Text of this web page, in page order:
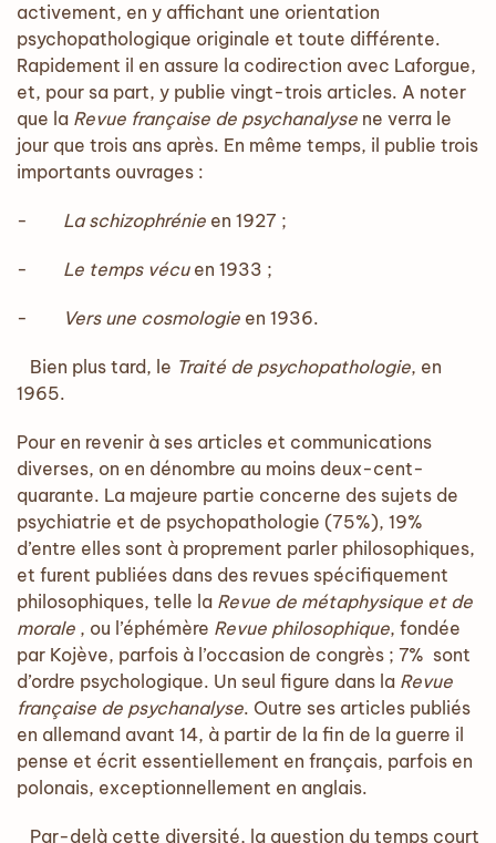
activement, en y affichant une orientation
psychopathologique originale et toute différente.
Rapidement il en assure la codirection avec Laforgue,
et, pour sa part, y publie vingt-trois articles. A noter
que la Revue française de psychanalyse ne verra le
jour que trois ans après. En même temps, il publie trois
importants ouvrages :
- La schizophrénie en 1927 ;
- Le temps vécuen 1933 ;
- Vers une cosmologie en 1936.
Bien plus tard, le Traité de psychopathologie, en
1965.
Pour en revenir à ses articles et communications
diverses, on en dénombre au moins deux-cent-
quarante. La majeure partie concerne des sujets de
psychiatrie et de psychopathologie (75%), 19%
d’entre elles sont à proprement parler philosophiques,
et furent publiées dans des revues spécifiquement
philosophiques, telle la Revue de métaphysique et de
morale , ou l’éphémère Revue philosophique, fondée
par Kojève, parfois à l’occasion de congrès ; 7% sont
d’ordre psychologique. Un seul figure dans la Revue
française de psychanalyse. Outre ses articles publiés
en allemand avant 14, à partir de la fin de la guerre il
pense et écrit essentiellement en français, parfois en
polonais, exceptionnellement en anglais.
Par-delà cette diversité, la question du temps court